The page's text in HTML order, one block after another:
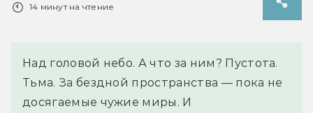
14 минут на чтение
Над головой небо. А что за ним? Пустота.
Тьма. За бездной пространства — пока не
досягаемые чужие миры. И